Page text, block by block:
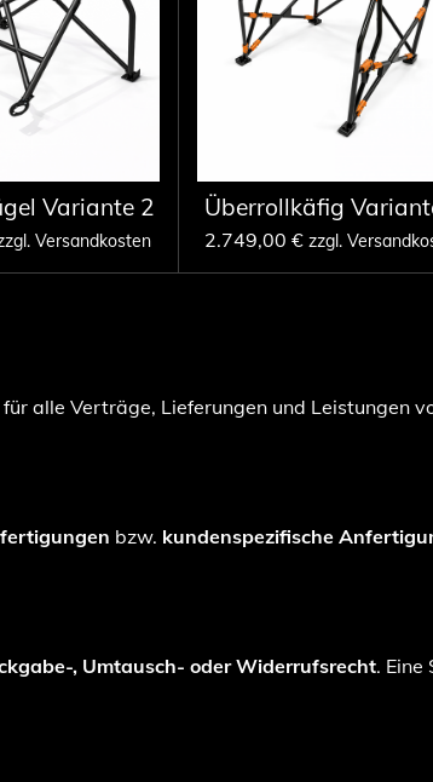
Variante 2
Versandkosten
Überrollkäfig
2.749,00 € zzgl.
alle Verträge, Lieferungen und Leistungen
bzw. kundenspezifische
, Umtausch- oder Widerrufsrecht.